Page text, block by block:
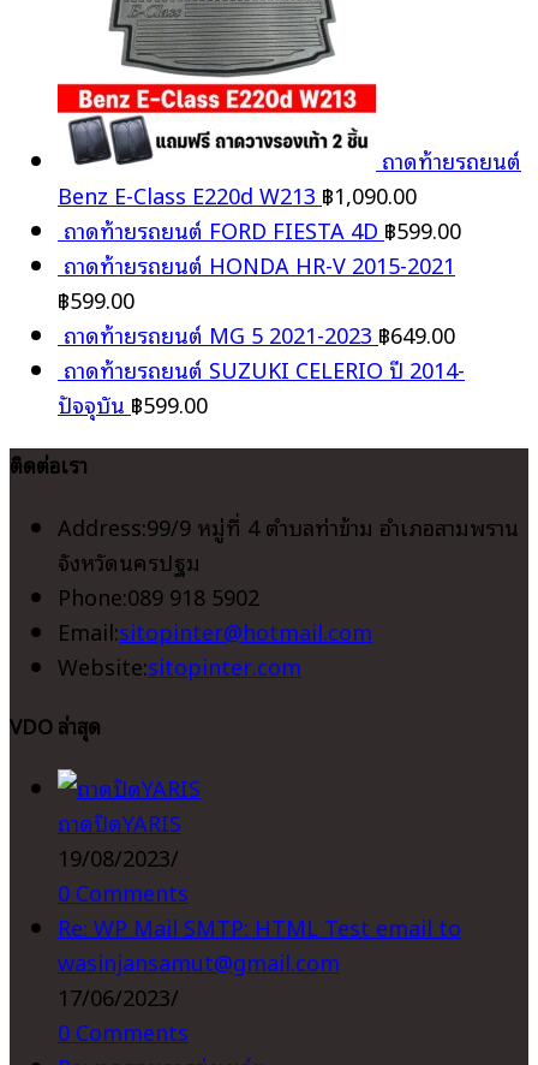
ถาดท้ายรถยนต์
Benz E-Class E220d W213 ฿1,090.00
ถาดท้ายรถยนต์ FORD FIESTA 4D ฿599.00
ถาดท้ายรถยนต์ HONDA HR-V 2015-2021
฿599.00
ถาดท้ายรถยนต์ MG 5 2021-2023 ฿649.00
ถาดท้ายรถยนต์ SUZUKI CELERIO ปี 2014-
ปัจจุบัน ฿599.00
ติดต่อเรา
Address:99/9 หมู่ที่ 4 ตำบลท่าข้าม อำเภอสามพราน
จังหวัดนครปฐม
Phone:089 918 5902
Email:sitopinter@hotmail.com
Website:sitopinter.com
VDO ล่าสุด
ถาดปิดYARIS
19/08/2023/
0 Comments
Re: WP Mail SMTP: HTML Test email to
wasinjansamut@gmail.com
17/06/2023/
0 Comments